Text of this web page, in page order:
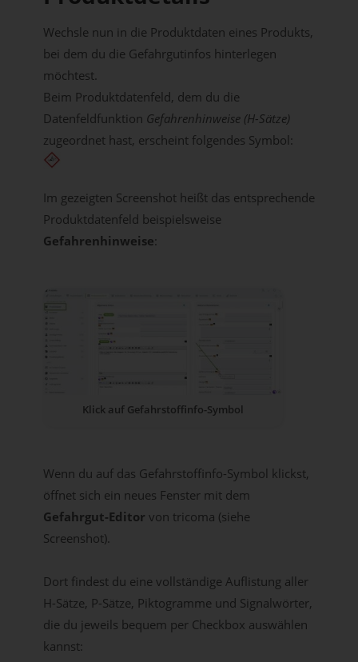
Wechsle nun in die Produktdaten eines Produkts,
bei dem du die Gefahrgutinfos hinterlegen
möchtest.
Beim Produktdatenfeld, dem du die
Datenfeldfunktion Gefahrenhinweise (H-Sätze)
zugeordnet hast, erscheint folgendes Symbol:
Im gezeigten Screenshot heißt das entsprechende
Produktdatenfeld beispielsweise
Gefahrenhinweise:
Klick auf Gefahrstoffinfo-Symbol
Wenn du auf das Gefahrstoffinfo-Symbol klickst,
öffnet sich ein neues Fenster mit dem
Gefahrgut-Editor von tricoma (siehe
Screenshot).
Dort findest du eine vollständige Auflistung aller
H-Sätze, P-Sätze, Piktogramme und Signalwörter,
die du jeweils bequem per Checkbox auswählen
kannst: